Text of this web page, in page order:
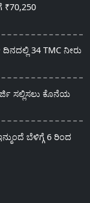
₹70,250
34 TMC ನೀರು
ಸಲ್ಲಿಸಲು ಕೊನೆಯ
ಬೆಳಿಗ್ಗೆ 6 ರಿಂದ